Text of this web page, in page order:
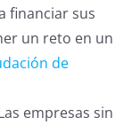
financiar sus
un reto en un
de
empresas sin